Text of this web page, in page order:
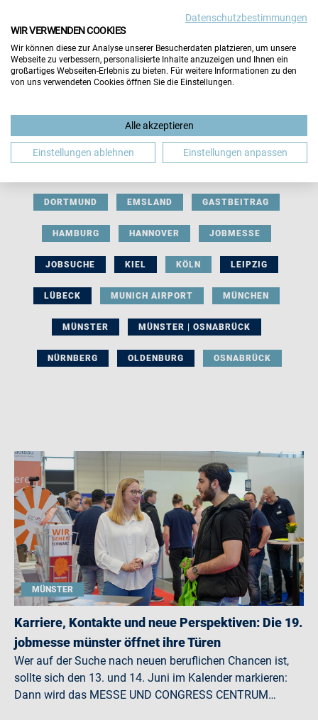
BERUFLICHE ORIENTIERUNG BEWERBUNG
DORTMUND EMSLAND GASTBEITRAG
HAMBURG HANNOVER JOBMESSE
JOBSUCHE KIEL KÖLN LEIPZIG
LÜBECK MUNICH AIRPORT MÜNCHEN
MÜNSTER MÜNSTER | OSNABRÜCK
NÜRNBERG OLDENBURG OSNABRÜCK
MÜNSTER
Karriere, Kontakte und neue Perspektiven: Die 19.
jobmesse münster öffnet ihre Türen
Wer auf der Suche nach neuen beruflichen Chancen ist,
sollte sich den 13. und 14. Juni im Kalender markieren:
Dann wird das MESSE UND CONGRESS CENTRUM…
Datenschutzbestimmungen
WIR VERWENDEN COOKIES
Wir können diese zur Analyse unserer Besucherdaten platzieren, um unsere
Webseite zu verbessern, personalisierte Inhalte anzuzeigen und Ihnen ein
großartiges Webseiten-Erlebnis zu bieten. Für weitere Informationen zu den
von uns verwendeten Cookies öffnen Sie die Einstellungen.
Alle akzeptieren
Einstellungen ablehnen Einstellungen anpassen